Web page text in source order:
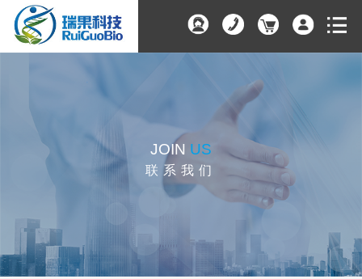
JOIN US
联系我们